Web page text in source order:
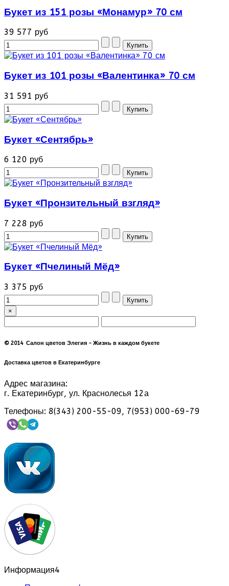
Букет из 151 розы «Монамур» 70 см
39 577 руб
Букет из 101 розы «Валентинка» 70 см
31 591 руб
Букет «Сентябрь»
6 120 руб
Букет «Пронзительный взгляд»
7 228 руб
Букет «Пчелиный Мёд»
3 375 руб
×
© 2014 Салон цветов Элегия - Жизнь в каждом букете
Доставка цветов в Екатеринбурге
Адрес магазина:
г. Екатеринбург, ул. Краснолесья 12а
Телефоны: 8(343) 200-55-09, 7(953) 000-69-79
Информация4